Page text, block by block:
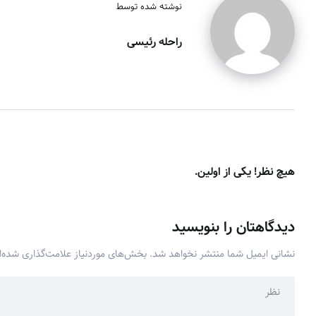
نوشته شده توسط
راحله رئیسی
هیچ نظر! یکی از اولین.
دیدگاهتان را بنویسید
نشانی ایمیل شما منتشر نخواهد شد. بخش‌های موردنیاز علامت‌گذاری